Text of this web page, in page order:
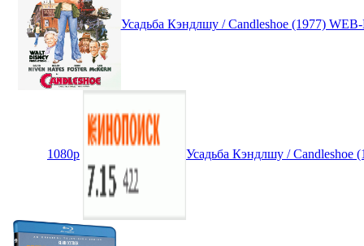
Усадьба Кэндлшу / Candleshoe (1977)
1080p Усадьба Кэндлшу / Candleshoe